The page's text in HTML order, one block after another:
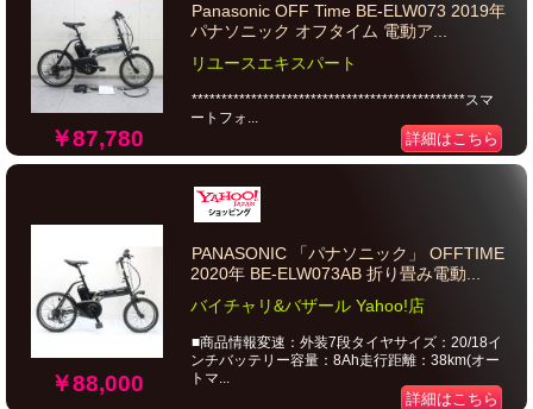
￥87,780
Panasonic OFF Time BE-ELW073 2019年
パナソニック オフタイム 電動ア...
リユースエキスパート
**********************************************スマ
ートフォ...
詳細はこちら
￥88,000
PANASONIC 「パナソニック」 OFFTIME
2020年 BE-ELW073AB 折り畳み電動...
バイチャリ&バザール Yahoo!店
■商品情報変速：外装7段タイヤサイズ：20/18イ
ンチバッテリー容量：8Ah走行距離：38km(オー
トマ...
詳細はこちら